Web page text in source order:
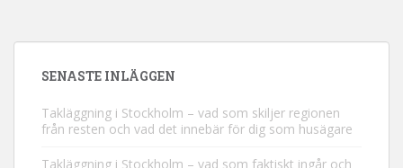
SENASTE INLÄGGEN
Takläggning i Stockholm – vad som skiljer regionen
från resten och vad det innebär för dig som husägare
Takläggning i Stockholm – vad som faktiskt ingår och